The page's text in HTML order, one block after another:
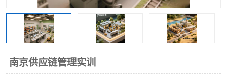
南京供应链管理实训